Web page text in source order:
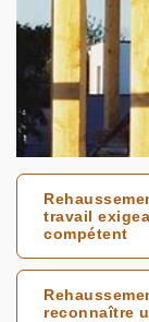
travail
compétent
reconnaître